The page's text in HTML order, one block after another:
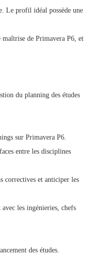
Le profil idéal possède une
maîtrise de Primavera P6, et
du planning des études
sur Primavera P6.
entre les disciplines
correctives et anticiper les
les ingénieries, chefs
des études.